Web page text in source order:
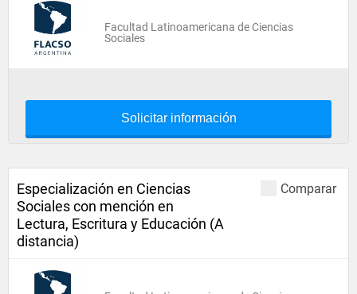
Facultad Latinoamericana de Ciencias
Sociales
Solicitar información
Comparar
Especialización en Ciencias
Sociales con mención en
Lectura, Escritura y Educación (A
distancia)